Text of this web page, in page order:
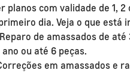
planos com validade de 1,
dia. Veja o que está
de amassados de
ou até 6 peças.
em amassados e